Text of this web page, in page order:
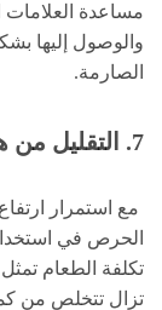
مساعدة العلامات
والوصول إليها
الصارمة.
7. التقليل من هدر الطعام
مع استمرار
الحرص في
تكلفة الطعام
تزال تتخلص من